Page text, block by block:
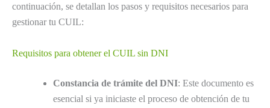
continuación, se detallan los pasos y requisitos necesarios para
gestionar tu CUIL:
Requisitos para obtener el CUIL sin DNI
Constancia de trámite del DNI: Este documento es
esencial si ya iniciaste el proceso de obtención de tu